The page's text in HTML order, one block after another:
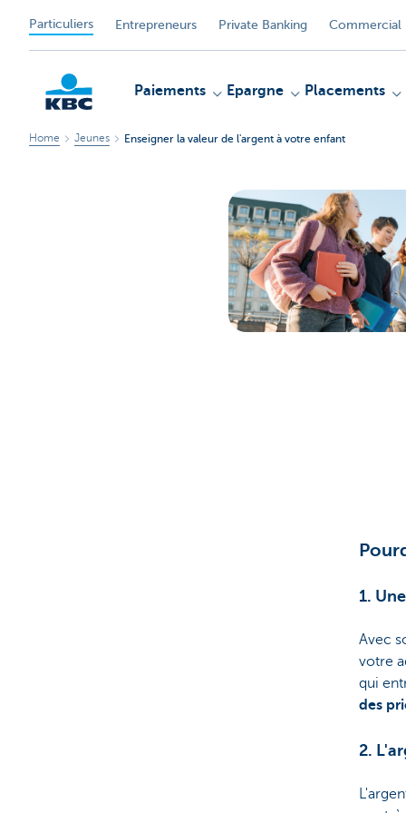
Particuliers Entrepreneurs Private Banking Commercial
Paiements Epargne Placements
Home Jeunes Enseigner la valeur de l'argent à votre enfant
1.
Avec
votre
qui
des
2.